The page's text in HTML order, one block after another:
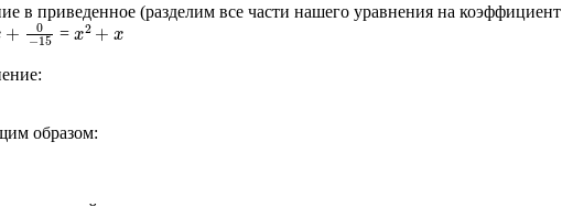
в приведенное (разделим все части нашего уравнения на коэффициент
0− 15 =x2+x
образом: